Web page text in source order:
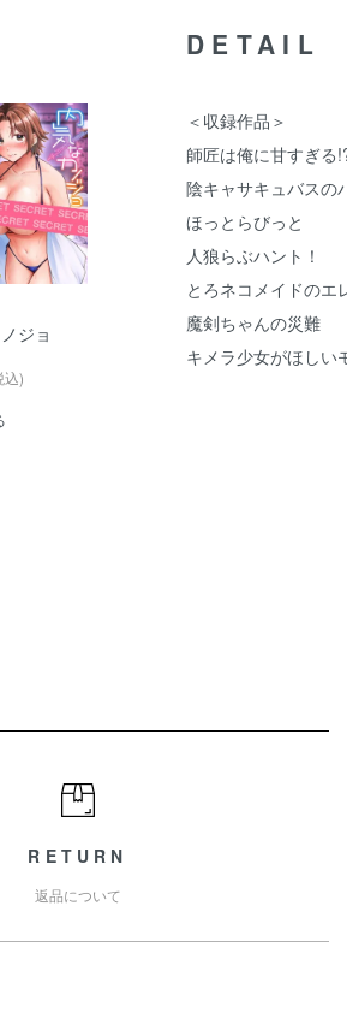
DETAIL
＜収録作品＞
師匠は俺に甘すぎる
陰キャサキュバスの
ほっとらびっと
人狼らぶハント！
とろネコメイドのエ
魔剣ちゃんの災難
キメラ少女がほしい
ジョ
込)
RETURN
返品について